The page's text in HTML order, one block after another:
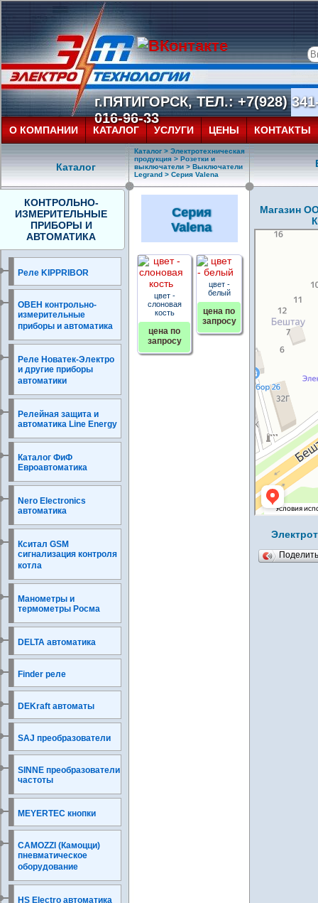
г.ПЯТИГОРСК, ТЕЛ.: +7(928)
016-96-33
О КОМПАНИИ КАТАЛОГ УСЛУГИ ЦЕНЫ КОНТАКТЫ
Каталог
КОНТРОЛЬНО-
ИЗМЕРИТЕЛЬНЫЕ
ПРИБОРЫ И
АВТОМАТИКА
Реле KIPPRIBOR
ОВЕН контрольно-
измерительные
приборы и автоматика
Реле Новатек-Электро
и другие приборы
автоматики
Релейная защита и
автоматика Line Energy
Каталог ФиФ
Евроавтоматика
Nero Electronics
автоматика
Кситал GSM
сигнализация контроля
котла
Манометры и
термометры Росма
DELTA автоматика
Finder реле
DEKraft автоматы
SAJ преобразователи
SINNE преобразователи
частоты
MEYERTEC кнопки
CAMOZZI (Камоцци)
пневматическое
оборудование
HS Electro автоматика
Каталог>Электротехническая
продукция>Розетки и
выключатели>Выключатели
Legrand > Серия Valena
Серия
Valena
цвет -
слоновая
кость
цена по
запросу
цвет -
белый
цена по
запросу
Магазин